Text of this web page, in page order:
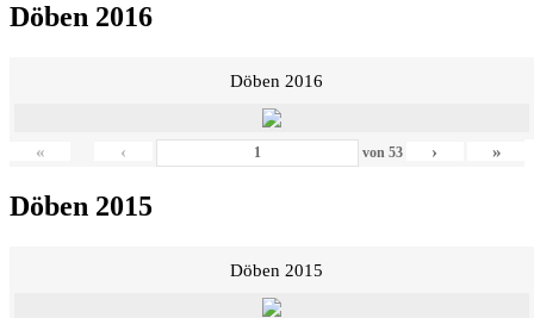
Döben 2016
Döben 2016
« ‹ von 53 › »
Döben 2015
Döben 2015